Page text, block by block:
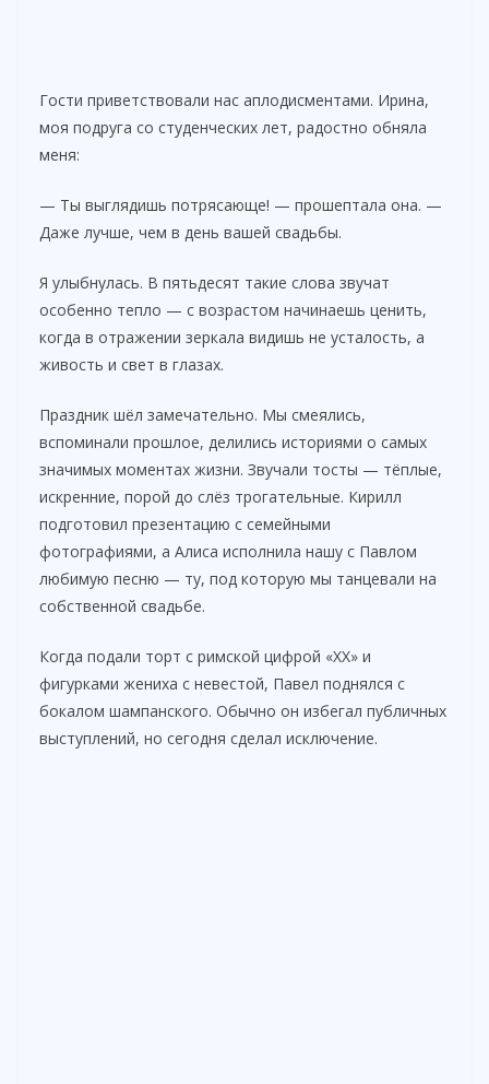
Гости приветствовали нас аплодисментами. Ирина,
моя подруга со студенческих лет, радостно обняла
меня:
— Ты выглядишь потрясающе! — прошептала она. —
Даже лучше, чем в день вашей свадьбы.
Я улыбнулась. В пятьдесят такие слова звучат
особенно тепло — с возрастом начинаешь ценить,
когда в отражении зеркала видишь не усталость, а
живость и свет в глазах.
Праздник шёл замечательно. Мы смеялись,
вспоминали прошлое, делились историями о самых
значимых моментах жизни. Звучали тосты — тёплые,
искренние, порой до слёз трогательные. Кирилл
подготовил презентацию с семейными
фотографиями, а Алиса исполнила нашу с Павлом
любимую песню — ту, под которую мы танцевали на
собственной свадьбе.
Когда подали торт с римской цифрой «XX» и
фигурками жениха с невестой, Павел поднялся с
бокалом шампанского. Обычно он избегал публичных
выступлений, но сегодня сделал исключение.